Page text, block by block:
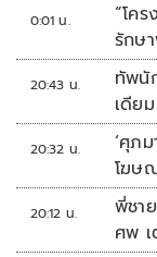
0:01 น.
“โครง
รักษ
20:43 น.
ทัพนั
เดีย
20:32 น.
‘ศุภ
โฆษ
20:12 น.
พี่ชา
ศพ